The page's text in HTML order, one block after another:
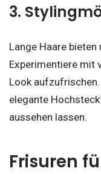
3.
Lange Haare
Experimentiere mit
Look
elegante
aussehen lassen.
Frisuren